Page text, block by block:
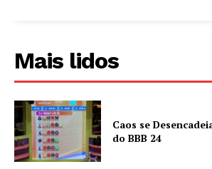
Mais lidos
Caos se
do BBB 24